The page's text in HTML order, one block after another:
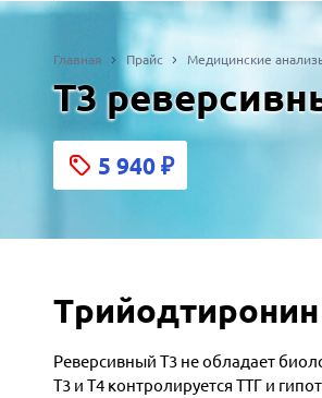
Главная Прайс Медицинские
Т3
5 940 ₽
Реверсивный T3 не обладает
Т3 и Т4 контролируется ТТГ и